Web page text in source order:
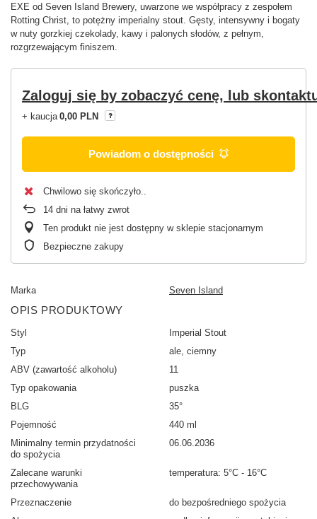
EXE od Seven Island Brewery, uwarzone we współpracy z zespołem
Rotting Christ, to potężny imperialny stout. Gęsty, intensywny i bogaty
w nuty gorzkiej czekolady, kawy i palonych słodów, z pełnym,
rozgrzewającym finiszem.
Zaloguj się by zobaczyć cenę, lub
+ kaucja 0,00 PLN
Powiadom o dostępności
Chwilowo się skończyło.
14 dni na łatwy zwrot
Ten produkt nie jest dostępny w sklepie stacjonarnym
Bezpieczne zakupy
Marka Seven Island
OPIS PRODUKTOWY
Styl
Imperial Stout
Typ
ale, ciemny
ABV (zawartość alkoholu)
11
Typ opakowania
puszka
BLG
35°
Pojemność
440 ml
Minimalny termin przydatności
do spożycia
06.06.2036
Zalecane warunki
przechowywania
temperatura: 5°C - 16°C
Przeznaczenie
do bezpośredniego spożycia